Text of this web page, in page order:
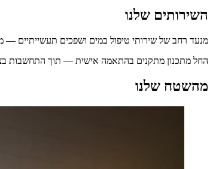
השירותים שלנו
מנעד רחב של שירותי טיפול במים ושפכים תעשייתיים —
החל מתכנון מתקנים בהתאמה אישית — תוך התחשבות
מהשטח שלנו